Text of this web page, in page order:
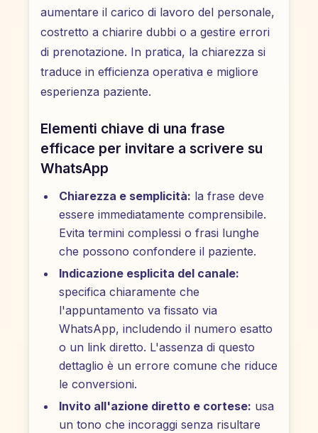
aumentare il carico di lavoro del personale,
costretto a chiarire dubbi o a gestire errori
di prenotazione. In pratica, la chiarezza si
traduce in efficienza operativa e migliore
esperienza paziente.
Elementi chiave di una frase
efficace per invitare a scrivere su
WhatsApp
Chiarezza e semplicità: la frase deve
essere immediatamente comprensibile.
Evita termini complessi o frasi lunghe
che possono confondere il paziente.
Indicazione esplicita del canale:
specifica chiaramente che
l'appuntamento va fissato via
WhatsApp, includendo il numero esatto
o un link diretto. L'assenza di questo
dettaglio è un errore comune che riduce
le conversioni.
Invito all'azione diretto e cortese: usa
un tono che incoraggi senza risultare